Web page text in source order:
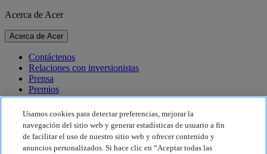
Acerca de Acer
Acerca de Acer
Contáctenos
Relaciones con inversionistas
Prensa
Premios
Eventos
Sostenibilidad
Sostenibilidad
Usamos cookies para detectar preferencias, mejorar la
navegación del sitio web y generar estadísticas de usuario a fin
de facilitar el uso de nuestro sitio web y ofrecer contenido y
anuncios personalizados. Si hace clic en “Aceptar todas las